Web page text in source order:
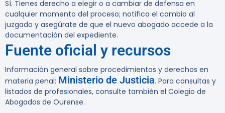
Sí. Tienes derecho a elegir o a cambiar de defensa en
cualquier momento del proceso; notifica el cambio al
juzgado y asegúrate de que el nuevo abogado accede a la
documentación del expediente.
Fuente oficial y recursos
Información general sobre procedimientos y derechos en
materia penal: Ministerio de Justicia. Para consultas y
listados de profesionales, consulte también el Colegio de
Abogados de Ourense.